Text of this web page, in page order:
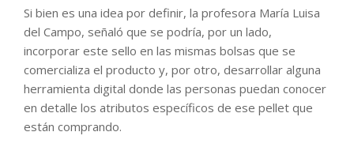
Si bien es una idea por definir, la profesora María Luisa
del Campo, señaló que se podría, por un lado,
incorporar este sello en las mismas bolsas que se
comercializa el producto y, por otro, desarrollar alguna
herramienta digital donde las personas puedan conocer
en detalle los atributos específicos de ese pellet que
están comprando.